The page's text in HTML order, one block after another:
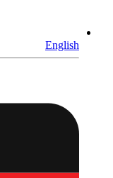
English